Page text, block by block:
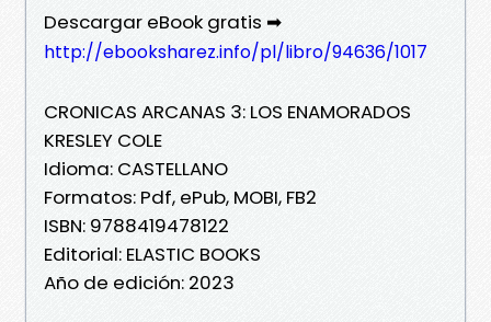
Descargar eBook gratis ➡
http://ebooksharez.info/pl/libro/94636/1017
CRONICAS ARCANAS 3: LOS ENAMORADOS
KRESLEY COLE
Idioma: CASTELLANO
Formatos: Pdf, ePub, MOBI, FB2
ISBN: 9788419478122
Editorial: ELASTIC BOOKS
Año de edición: 2023